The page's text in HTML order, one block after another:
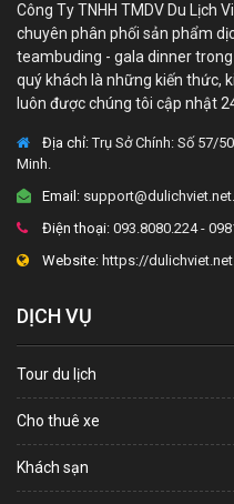
Công Ty TNHH TMDV Du Lịch
chuyên phân phối sản phẩm
teambuding - gala dinner
quý khách là những kiến thức,
luôn được chúng tôi cập nhật
Địa chỉ:Trụ Sở Chính: Số 57/
Minh.
Email:
Điện thoại: 093.8080.224 -
Website: https://
DỊCH VỤ
Tour du lịch
Cho thuê xe
Khách sạn